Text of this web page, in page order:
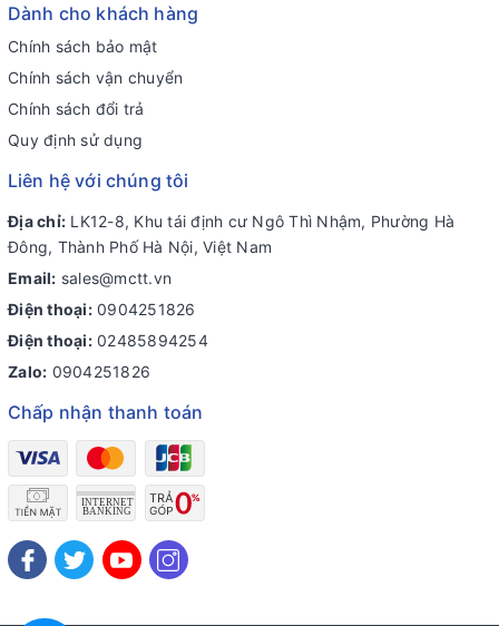
Dành cho khách hàng
Chính sách bảo mật
Chính sách vận chuyển
Chính sách đổi trả
Quy định sử dụng
Liên hệ với chúng tôi
Địa chỉ: LK12-8, Khu tái định cư Ngô Thì Nhậm, Phường Hà
Đông, Thành Phố Hà Nội, Việt Nam
Email: sales@mctt.vn
Điện thoại: 0904251826
Điện thoại: 02485894254
Zalo: 0904251826
Chấp nhận thanh toán